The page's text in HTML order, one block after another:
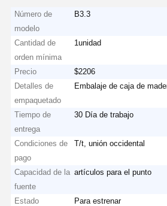
Número de
modelo
B3.3
Cantidad de
orden mínima
1unidad
Precio
$2206
Detalles de
empaquetado
Embalaje de caja de
Tiempo de
entrega
30 Día de trabajo
Condiciones de
pago
T/t, unión occidental
Capacidad de la
fuente
artículos para el punto
Estado
Para estrenar